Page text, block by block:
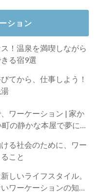
ション
！温泉を満喫しながら
る宿9選
てから、仕事しよう！
ワーケーション | 家か
の静かな本屋で夢に近
る社会のために、ワー
こと
しいライフスタイル。
ワーケーションの知ら